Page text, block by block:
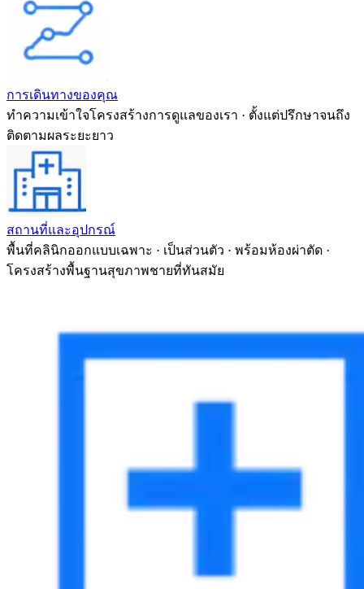
การเดินทางของคุณ
ทำความเข้าใจโครงสร้างการดูแลของเรา · ตั้งแต่ปรึกษาจนถึง
ติดตามผลระยะยาว
สถานที่และอุปกรณ์
พื้นที่คลินิกออกแบบเฉพาะ · เป็นส่วนตัว · พร้อมห้องผ่าตัด ·
โครงสร้างพื้นฐานสุขภาพชายที่ทันสมัย